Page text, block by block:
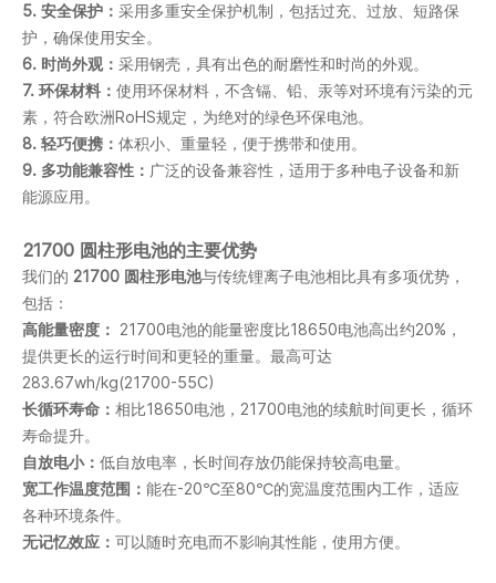
5. 安全保护： 采用多重安全保护机制，包括过充、过放、短路保
护，确保使用安全。
6. 时尚外观： 采用钢壳，具有出色的耐磨性和时尚的外观。
7. 环保材料： 使用环保材料，不含镉、铅、汞等对环境有污染的元
素，符合欧洲RoHS规定，为绝对的绿色环保电池。
8. 轻巧便携： 体积小、重量轻，便于携带和使用。
9. 多功能兼容性： 广泛的设备兼容性，适用于多种电子设备和新
能源应用。
21700 圆柱形电池的主要优势
我们的 21700 圆柱形电池与传统锂离子电池相比具有多项优势，
包括：
高能量密度： 21700电池的能量密度比18650电池高出约20%，
提供更长的运行时间和更轻的重量。最高可达
283.67wh/kg(21700-55C)
长循环寿命： 相比18650电池，21700电池的续航时间更长，循环
寿命提升。
自放电小： 低自放电率，长时间存放仍能保持较高电量。
宽工作温度范围： 能在-20℃至80℃的宽温度范围内工作，适应
各种环境条件。
无记忆效应： 可以随时充电而不影响其性能，使用方便。